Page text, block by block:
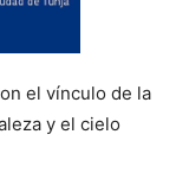
el vínculo de la
y el cielo